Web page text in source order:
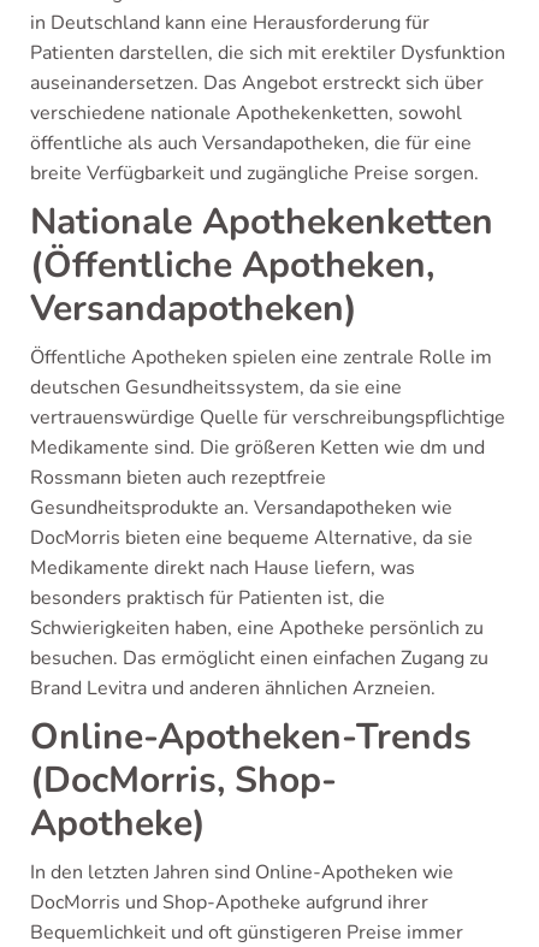
in Deutschland kann eine Herausforderung für
Patienten darstellen, die sich mit erektiler Dysfunktion
auseinandersetzen. Das Angebot erstreckt sich über
verschiedene nationale Apothekenketten, sowohl
öffentliche als auch Versandapotheken, die für eine
breite Verfügbarkeit und zugängliche Preise sorgen.
Nationale Apothekenketten
(Öffentliche Apotheken,
Versandapotheken)
Öffentliche Apotheken spielen eine zentrale Rolle im
deutschen Gesundheitssystem, da sie eine
vertrauenswürdige Quelle für verschreibungspflichtige
Medikamente sind. Die größeren Ketten wie dm und
Rossmann bieten auch rezeptfreie
Gesundheitsprodukte an. Versandapotheken wie
DocMorris bieten eine bequeme Alternative, da sie
Medikamente direkt nach Hause liefern, was
besonders praktisch für Patienten ist, die
Schwierigkeiten haben, eine Apotheke persönlich zu
besuchen. Das ermöglicht einen einfachen Zugang zu
Brand Levitra und anderen ähnlichen Arzneien.
Online-Apotheken-Trends
(DocMorris, Shop-
Apotheke)
In den letzten Jahren sind Online-Apotheken wie
DocMorris und Shop-Apotheke aufgrund ihrer
Bequemlichkeit und oft günstigeren Preise immer